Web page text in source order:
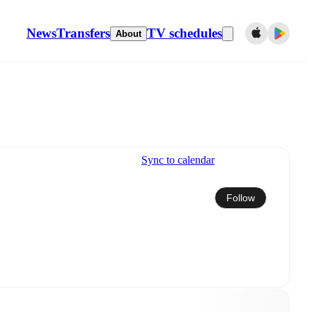
NewsTransfers About TV schedules
Sync to calendar
Follow